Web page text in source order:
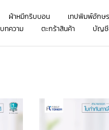
ผ้าหมึกริบบอน เทปพิมพ์อักษร
บทความ ตะกร้าสินค้า บัญชี